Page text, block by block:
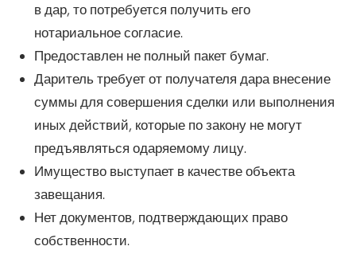
в дар, то потребуется получить его
нотариальное согласие.
Предоставлен не полный пакет бумаг.
Даритель требует от получателя дара внесение
суммы для совершения сделки или выполнения
иных действий, которые по закону не могут
предъявляться одаряемому лицу.
Имущество выступает в качестве объекта
завещания.
Нет документов, подтверждающих право
собственности.